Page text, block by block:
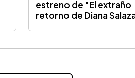
estreno de "El extraño
retorno de Diana